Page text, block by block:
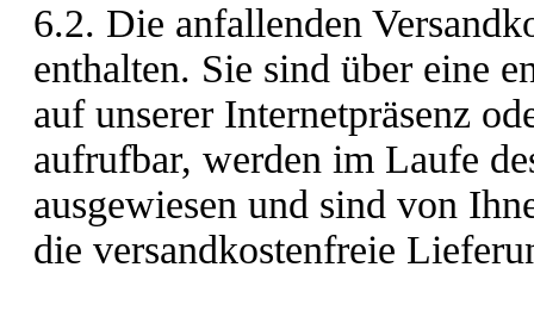
6.2. Die anfallenden
enthalten. Sie sind über eine
auf unserer Internetpräsenz
aufrufbar, werden im Laufe
ausgewiesen und sind von
die versandkostenfreie